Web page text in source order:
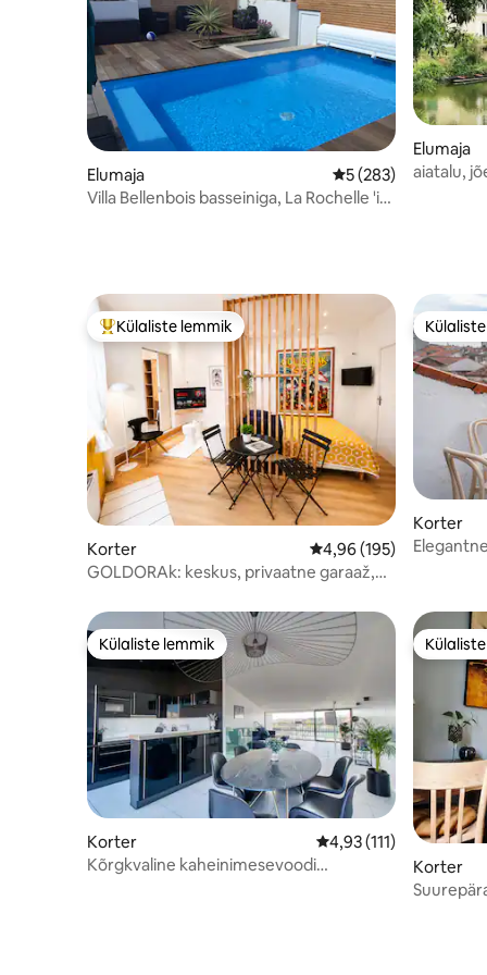
Elumaja Keskmine hinnang
5 (283)
Villa Bellenbois basseiniga, La Rochelle 'i
Elumaja
aiatalu,
Külaliste suur lemmik
Külaliste lemmik
Korter Keskmine hinnang
4,96 (195)
GOLDORAk: keskus, privaatne garaaž,
Korter
Külaliste lemmik
Külaliste lemmik
Korter Keskmine hinnang
4,93 (111)
Kõrgkvaline kaheinimesevoodi
Korter